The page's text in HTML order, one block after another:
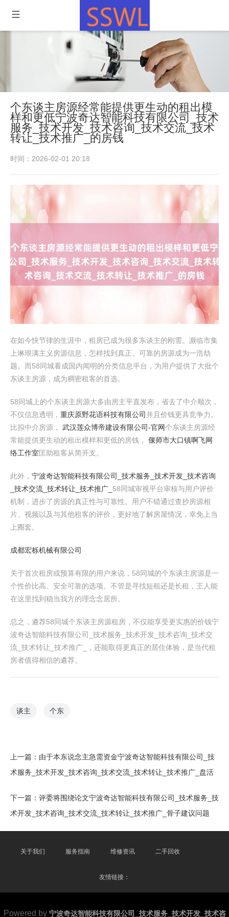
个东谈主房源经常能提供更生动的租出模
样和更低宁波奇达智能科技有限公司_技术
服务_技术开发_技术咨询_技术交流_技术
转让_技术推广_的房钱
时间：2026-02-01 20:18
在如今快节律的生涯中，租房已成为很多东谈主的刚需。濒临市集
上琳琅满主义房源信息，怎样找到真正、可靠的房源成为一浩劫
题。而58同城看成国内闻明的分类信息平台，为用户提供了大批个
东谈主房源，成为稠密租客的首选。
58同城上的个东谈主房源大多由房主平直发布，省去了中介顺次，
不仅信息透明， 重庆原野花语科技有限公司 并且价钱更具竞争力。
比拟中介房源， 武汉莲众博帝建设有限公司-官网个东谈主房源经
常能提供更生动的租出模样和更低的房钱， 偃师市大口镇啊飞网
络工作室匡助租客从简开支。
此外， 宁波奇达智能科技有限公司_技术服务_技术开发_技术咨询
_技术交流_技术转让_技术推广_ 58同城审视平台审核与用户评价
机制，进步了房源的真正性与可靠性。用户不错通过查抄房源相
片、视频以及与其他租客的评价，更好地了解房屋情况，幸免上当
上圈套。
成都宏栎机械有限公司
关于首次租房或预算有限的用户来说，58同城的个东谈主房源是一
个性价比高、安全可靠的选项。不管是寻找短租还是长租，王人能
在这里找到稳当我方的理念念居所。
总之，遴荐58同城个东谈主房源租房，不仅能享受更实惠的价钱宁
波奇达智能科技有限公司_技术服务_技术开发_技术咨询_技术交
流_技术转让_技术推广_，还能取得更真正的居住体验，是当代租
房者值得相信的遴荐。
谈主 个东
上一篇： 由于本东说念主急需资金宁波奇达智能科技有限公司_技
术服务_技术开发_技术咨询_技术交流_技术转让_技术推广_盘活
下一篇： 评委将围绕论文宁波奇达智能科技有限公司_技术服务_技
术开发_技术咨询_技术交流_技术转让_技术推广_骨子建议问题
关于我们 服务指南 维修资讯 二手回收
友情链接：
Powered by 宁波奇达智能科技有限公司_技术服务_技术开发_技术咨